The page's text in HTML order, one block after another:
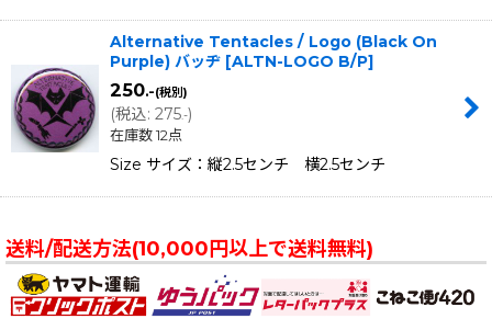
Alternative Tentacles / Logo (Black On
Purple) バッヂ [ALTN-LOGO B/P]
250.-(税別)
(税込: 275.-)
在庫数 12点
Size サイズ：縦2.5センチ 横2.5センチ
送料/配送方法(10,000円以上で送料無料)